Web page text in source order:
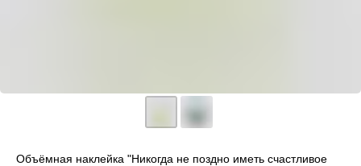
Объёмная наклейка "Никогда не поздно иметь счастливое